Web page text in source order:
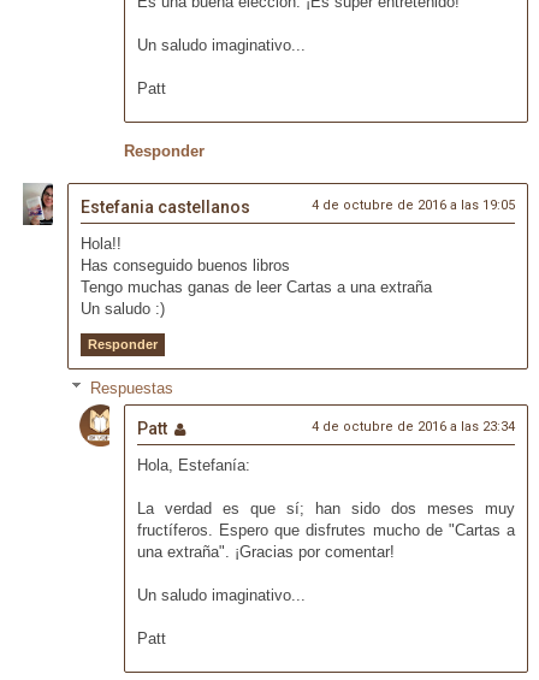
Un saludo imaginativo...
Patt
Responder
Estefania castellanos 4 de octubre de 2016 a las 19:05
Hola!!
Has conseguido buenos libros
Tengo muchas ganas de leer Cartas a una extraña
Un saludo :)
Responder
Respuestas
Patt 4 de octubre de 2016 a las 23:34
Hola, Estefanía:
La verdad es que sí; han sido dos meses muy
fructíferos. Espero que disfrutes mucho de "Cartas a
una extraña". ¡Gracias por comentar!
Un saludo imaginativo...
Patt